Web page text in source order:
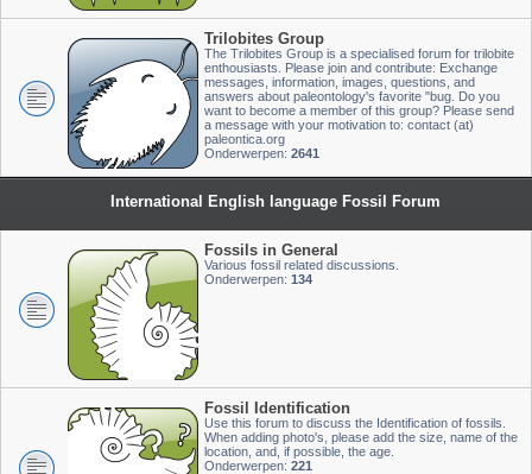
Trilobites Group
The Trilobites Group is a specialised forum for trilobite
enthousiasts. Please join and contribute: Exchange
messages, information, images, questions, and
answers about paleontology's favorite "bug. Do you
want to become a member of this group? Please send
a message with your motivation to: contact (at)
paleontica.org
Onderwerpen: 2641
International English language Fossil Forum
Fossils in General
Various fossil related discussions.
Onderwerpen: 134
Fossil Identification
Use this forum to discuss the Identification of fossils.
When adding photo's, please add the size, name of the
location, and, if possible, the age.
Onderwerpen: 221